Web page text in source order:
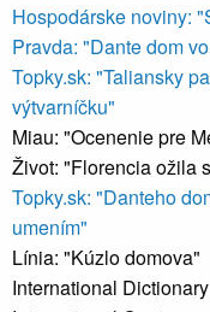
Hospodárske noviny:
Pravda: "Dante dom
Topky.sk: "Taliansky
výtvarníčku"
Miau: "Ocenenie pre
Život: "Florencia ožila
Topky.sk: "Danteho
umením"
Línia: "Kúzlo domova"
International